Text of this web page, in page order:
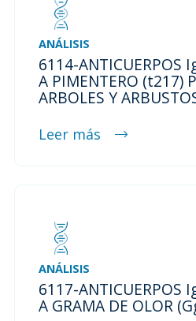
ANÁLISIS
6114-ANTICUERPOS
A PIMENTERO (t217)
ARBOLES Y
Leer más
ANÁLISIS
6117-ANTICUERPOS
A GRAMA DE OLOR